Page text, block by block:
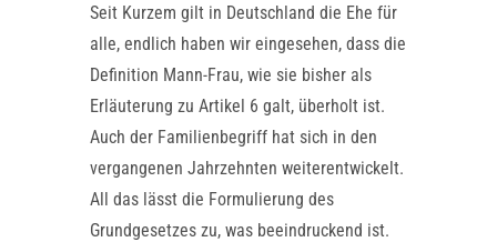
Seit Kurzem gilt in Deutschland die Ehe für
alle, endlich haben wir eingesehen, dass die
Definition Mann-Frau, wie sie bisher als
Erläuterung zu Artikel 6 galt, überholt ist.
Auch der Familienbegriff hat sich in den
vergangenen Jahrzehnten weiterentwickelt.
All das lässt die Formulierung des
Grundgesetzes zu, was beeindruckend ist.